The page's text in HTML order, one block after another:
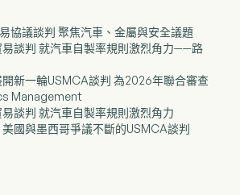
協議談判 聚焦汽車、金屬與安全議題
易談判 就汽車自製率規則激烈角力——路
新一輪USMCA談判 為2026年聯合審查
Management
談判 就汽車自製率規則激烈角力
國與墨西哥爭議不斷的USMCA談判